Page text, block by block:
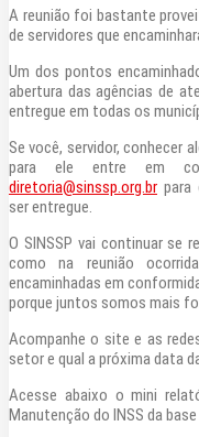
A reunião foi bastante
de servidores que
Um dos pontos
abertura das agências de
entregue em todas os
Se você, servidor, conhecer
para ele entre em
diretoria@sinssp.org.br para
ser entregue.
O SINSSP vai continuar se
como na reunião
encaminhadas em
porque juntos somos mais
Acompanhe o site e as
setor e qual a próxima data
Acesse abaixo o mini
Manutenção do INSS da base